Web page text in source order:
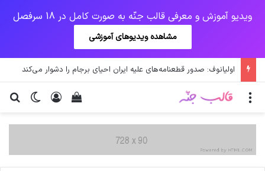
ویدیو آموزش و معرفی قالب جنّه به صورت کامل در 18 سرفصل
مشاهده ویدیوهای آموزشی
اولیانوف: صدور قطعنامه‌های علیه ایران احیای برجام را دشوار می‌کند
تغییر ورود
دیدن سبد خرید منو